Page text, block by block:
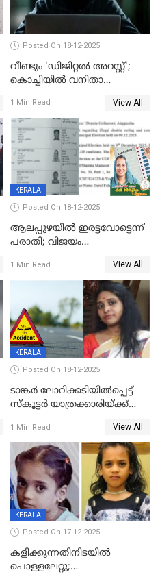
Posted On 18-12-2025
വീണ്ടും 'ഡിജിറ്റല്‍ അറസ്റ്റ്';
കൊച്ചിയില്‍ വനിതാ
കോടി രൂപ
1 Min Read View All
KERALA
Posted On 18-12-2025
ആലപ്പുഴയിൽ ഇരട്ടവോട്ടെന്ന്
പരാതി; വിജയം
വാർഡിലെ എൽഡിഎഫ്
സ്ഥാനാർത്ഥി
1 Min Read View All
KERALA
Posted On 18-12-2025
ടാങ്കർ ലോറിക്കടിയിൽപ്പെട്ട്
സ്കൂട്ടർ യാത്രക്കാരിയ്ക്ക്
കണ്ടോത്ത് ദേശീയ പാതയിൽ
1 Min Read View All
KERALA
Posted On 17-12-2025
കളിക്കുന്നതിനിടയിൽ
പൊള്ളലേറ്റു;